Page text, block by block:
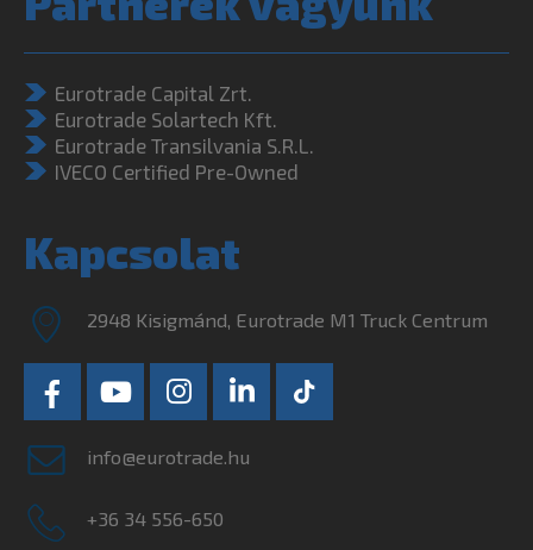
Eurotrade Capital Zrt.
Eurotrade Solartech Kft.
Eurotrade Transilvania S.R.L.
IVECO Certified Pre-Owned
Kapcsolat
2948 Kisigmánd, Eurotrade M1 Truck Centrum
info@eurotrade.hu
+36 34 556-650